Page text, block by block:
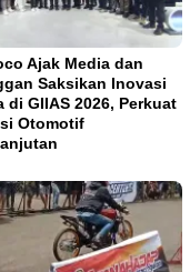
Ajak Media dan
Saksikan Inovasi
di GIIAS 2026, Perkuat
Otomotif